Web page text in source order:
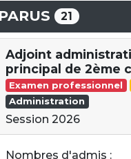
21
Adjoint
principal de 2ème
Examen professionnel
Administration
Session 2026
Nombres d'admis :